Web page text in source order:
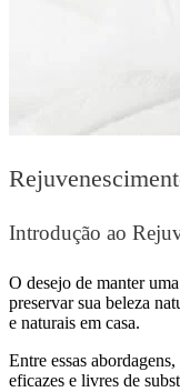
Introdução ao
O desejo de manter
preservar sua beleza
e naturais em casa.
Entre essas abordagens,
eficazes e livres de